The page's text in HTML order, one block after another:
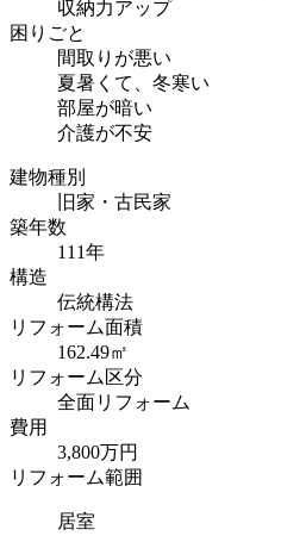
収納力アップ
困りごと
間取りが悪い
夏暑くて、冬寒い
部屋が暗い
介護が不安
建物種別
旧家・古民家
築年数
111年
構造
伝統構法
リフォーム面積
162.49㎡
リフォーム区分
全面リフォーム
費用
3,800万円
リフォーム範囲
居室